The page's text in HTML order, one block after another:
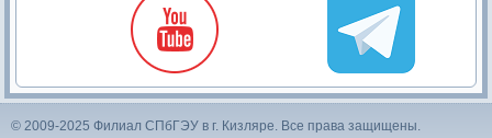
© 2009-2025 Филиал СПбГЭУ в г. Кизляре. Все права защищены.